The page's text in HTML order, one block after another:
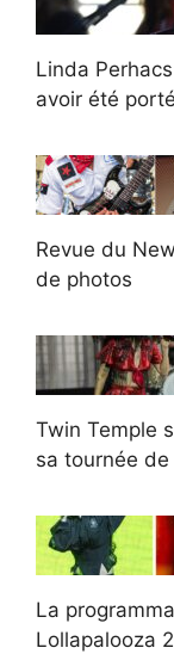
Linda
avoir été
Revue du
de photos
Twin Temple
sa tournée de
La
Lollapalooza